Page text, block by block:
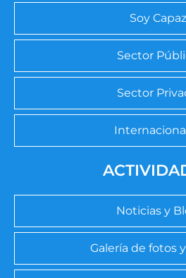
Soy Capaz
Sector
Sector
Noticias y
Galería de fotos